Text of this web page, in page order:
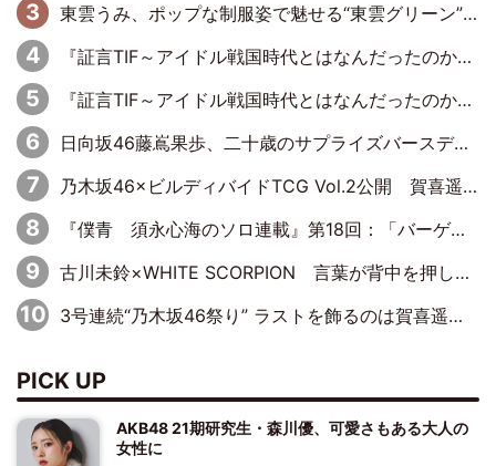
東雲うみ、ポップな制服姿で魅せる“東雲グリーン”の正体
『証言TIF～アイドル戦国時代とはなんだったのか～』第8回：Negicco・Nao☆×Megu×Kaede「東京からオファーが来たのと、梨の皮剥きとどっちが大事なんだって」
『証言TIF～アイドル戦国時代とはなんだったのか～』第10回：さくら学院・武藤彩未×飯田らうら「正直、中3で辞めるというのを信じてなくて。そう言われてはいたけど、嘘でしょって」
日向坂46藤嶌果歩、二十歳のサプライズバースデーに大喜び「頼られる先輩になれるように努力していきたい」
乃木坂46×ビルディバイドTCG Vol.2公開 賀喜遥香＆田村真佑が『京まふ』ステージに登壇
『僕青 須永心海のソロ連載』第18回：「バーゲンセールハンターみうな inしまむら」編
古川未鈴×WHITE SCORPION 言葉が背中を押した“それぞれの決意”
3号連続“乃木坂46祭り” ラストを飾るのは賀喜遥香…5年ぶりの登場に「5年分大人になった私を見ていただけたら」
PICK UP
AKB48 21期研究生・森川優、可愛さもある大人の
女性に